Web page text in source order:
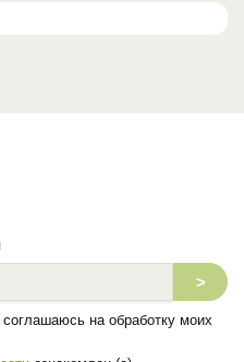
>
на обработку моих